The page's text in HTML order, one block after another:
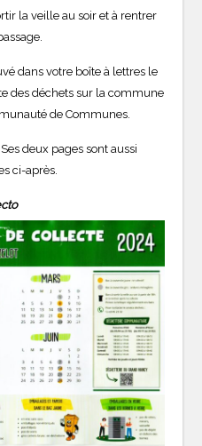
la veille au soir et à rentrer
dans votre boîte à lettres le
des déchets sur la commune
de Communes.
deux pages sont aussi
ci-après.